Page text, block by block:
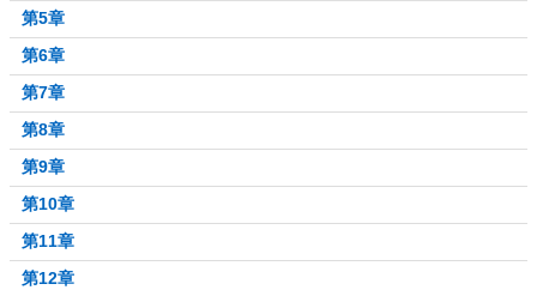
第5章
第6章
第7章
第8章
第9章
第10章
第11章
第12章